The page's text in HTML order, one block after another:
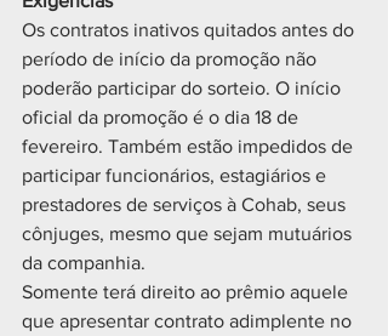
Os contratos inativos quitados antes do
período de início da promoção não
poderão participar do sorteio. O início
oficial da promoção é o dia 18 de
fevereiro. Também estão impedidos de
participar funcionários, estagiários e
prestadores de serviços à Cohab, seus
cônjuges, mesmo que sejam mutuários
da companhia.
Somente terá direito ao prêmio aquele
que apresentar contrato adimplente no